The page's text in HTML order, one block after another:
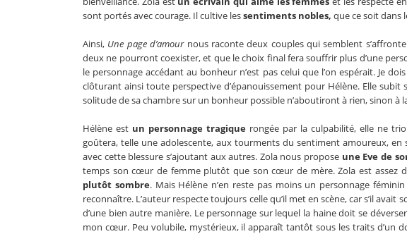
sont portés avec courage. Il cultive lessentiments nobles, que ce soit dans
Ainsi, Une page d’amournous raconte deux couples qui semblent
deux ne pourront coexister, et que le choix final fera souffrir plus d’une
le personnage accédant au bonheur n’est pas celui que l’on espérait. Je
clôturant ainsi toute perspective d’épanouissement pour Hélène. Elle
solitude de sa chambre sur un bonheur possible n’aboutiront à rien, sinon à
Hélène est un personnage tragique rongée par la culpabilité, elle ne
goûtera, telle une adolescente, aux tourments du sentiment amoureux, en
avec cette blessure s’ajoutant aux autres. Zola nous propose une Eve de
temps son cœur de femme plutôt que son cœur de mère. Zola est assez
plutôt sombre. Mais Hélène n’en reste pas moins un personnage
reconnaître. L’auteur respecte toujours celle qu’il met en scène, car s’il
d’une bien autre manière. Le personnage sur lequel la haine doit se
mon cœur. Peu volubile, mystérieux, il apparaît tantôt sous les traits d’un